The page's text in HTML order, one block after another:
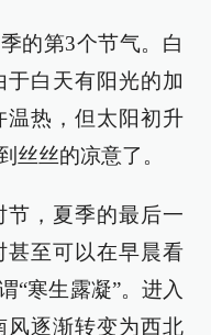
的第3个节气。白
白天有阳光的加
温热，但太阳初升
丝丝的凉意了。
节，夏季的最后一
甚至可以在早晨看
“寒生露凝”。进入
风逐渐转变为西北